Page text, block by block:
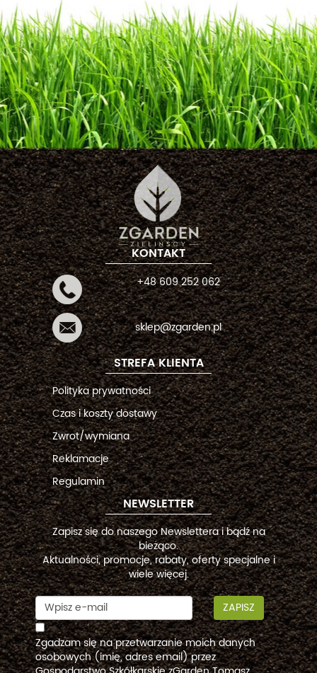
KONTAKT
+48 609 252 062
sklep@zgarden.pl
STREFA KLIENTA
Polityka prywatności
Czas i koszty dostawy
Zwrot/wymiana
Reklamacje
Regulamin
NEWSLETTER
Zapisz się do naszego Newslettera i bądź na
bieżąco.
Aktualności, promocje, rabaty, oferty specjalne i
wiele więcej.
ZAPISZ
Zgadzam się na przetwarzanie moich danych
osobowych (imię, adres email) przez